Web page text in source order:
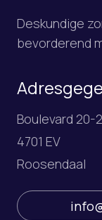
Deskundige
bevorderend
Boulevard 20-
4701 EV
Roosendaal